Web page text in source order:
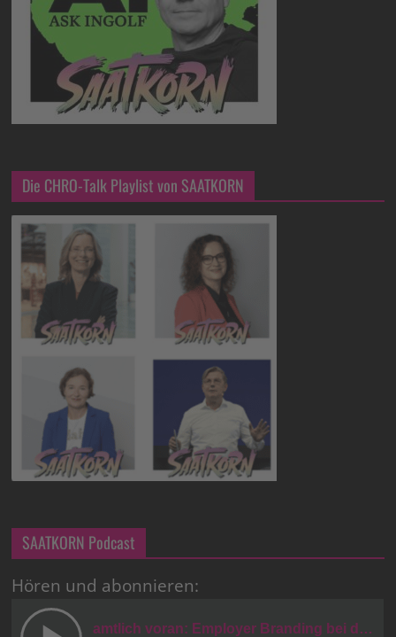
Die CHRO-Talk Playlist von SAATKORN
SAATKORN Podcast
Hören und abonnieren: